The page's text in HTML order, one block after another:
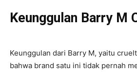
Keunggulan Barry M
Keunggulan dari Barry M, yaitu
bahwa brand satu ini tidak pernah